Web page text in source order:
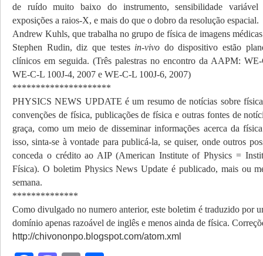
de ruído muito baixo do instrumento, sensibilidade
exposições a raios-X, e mais do que o dobro da resolução espacial.
Andrew Kuhls, que trabalha no grupo de física de imagens
Stephen Rudin, diz que testes in-vivo do dispositivo estão
clínicos em seguida. (Três palestras no encontro da AAPM:
WE-C-L 100J-4, 2007 e WE-C-L 100J-6, 2007)
*********************
PHYSICS NEWS UPDATE é um resumo de notícias sobre
convenções de física, publicações de física e outras fontes de
graça, como um meio de disseminar informações acerca da
isso, sinta-se à vontade para publicá-la, se quiser, onde outros
conceda o crédito ao AIP (American Institute of Physics =
Física). O boletim Physics News Update é publicado, mais ou
semana.
**************
Como divulgado no numero anterior, este boletim é traduzido por
domínio apenas razoável de inglês e menos ainda de física.
http://chivononpo.blogspot.com/atom.xml